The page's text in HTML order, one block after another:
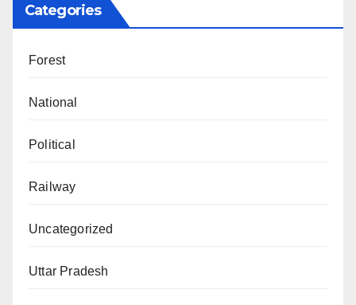
Categories
Forest
National
Political
Railway
Uncategorized
Uttar Pradesh